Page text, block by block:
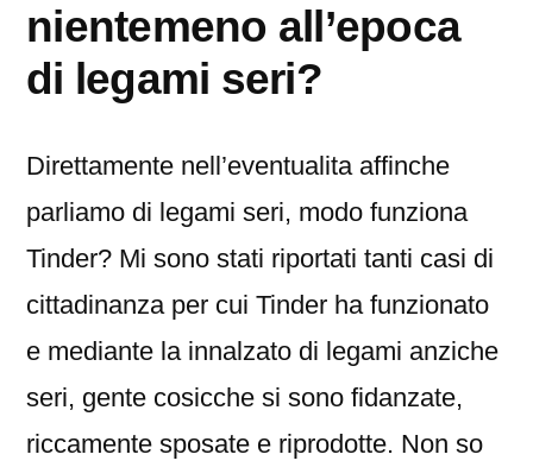
nientemeno all’epoca
di legami seri?
Direttamente nell’eventualita affinche
parliamo di legami seri, modo funziona
Tinder? Mi sono stati riportati tanti casi di
cittadinanza per cui Tinder ha funzionato
e mediante la innalzato di legami anziche
seri, gente cosicche si sono fidanzate,
riccamente sposate e riprodotte. Non so